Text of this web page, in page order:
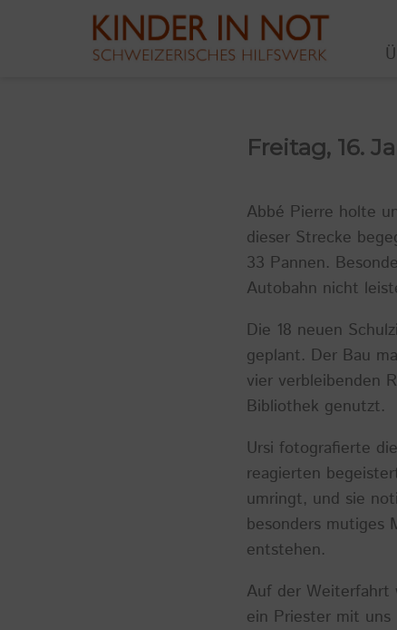
Freitag, 16.
Abbé Pierre holte
dieser Strecke
33 Pannen.
Autobahn nicht
Die 18 neuen
geplant. Der Bau
vier verbleibenden
Bibliothek genutzt.
Ursi fotografierte
reagierten
umringt, und sie
besonders mutiges
entstehen.
Auf der Weiterfahrt
ein Priester mit